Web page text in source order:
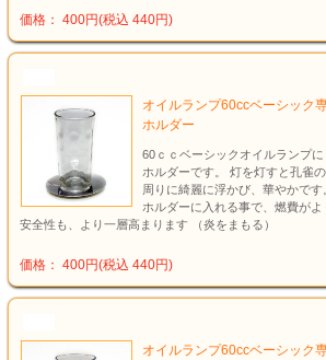
価格： 400円(税込 440円)
オイルランプ60ccベーシック
ホルダー
60ｃｃベーシックオイルランプ
ホルダーです。 灯を灯すと孔雀
周りに綺麗に浮かび、華やかで
ホルダーに入れる事で、燃費がよ
安全性も、より一層高まります （炎をまもる）
価格： 400円(税込 440円)
オイルランプ60ccベーシック